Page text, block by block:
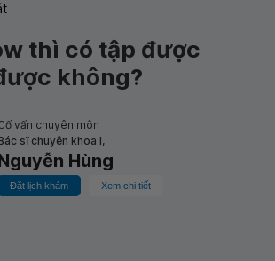
thì có tập được
không?
vấn chuyên môn
sĩ chuyên khoa I,
Hùng
Đặt lịch khám Xem chi tiết